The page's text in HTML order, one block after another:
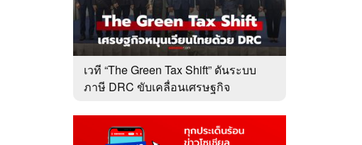
เวที “The Green Tax Shift” ดันระบบ
ภาษี DRC ขับเคลื่อนเศรษฐกิจ